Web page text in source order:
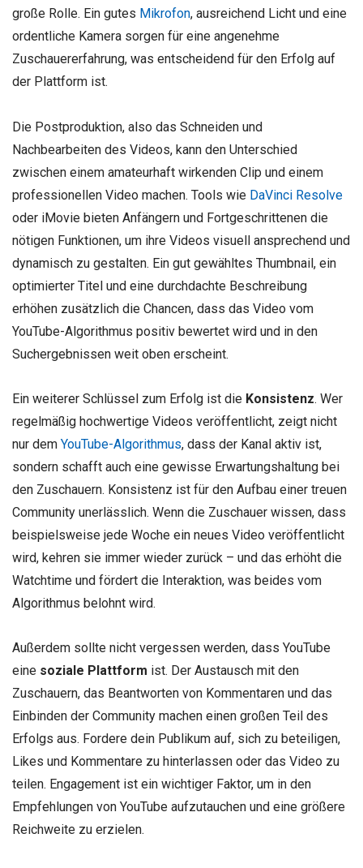
große Rolle. Ein gutes Mikrofon, ausreichend Licht und eine
ordentliche Kamera sorgen für eine angenehme
Zuschauererfahrung, was entscheidend für den Erfolg auf
der Plattform ist.
Die Postproduktion, also das Schneiden und
Nachbearbeiten des Videos, kann den Unterschied
zwischen einem amateurhaft wirkenden Clip und einem
professionellen Video machen. Tools wie DaVinci Resolve
oder iMovie bieten Anfängern und Fortgeschrittenen die
nötigen Funktionen, um ihre Videos visuell ansprechend und
dynamisch zu gestalten. Ein gut gewähltes Thumbnail, ein
optimierter Titel und eine durchdachte Beschreibung
erhöhen zusätzlich die Chancen, dass das Video vom
YouTube-Algorithmus positiv bewertet wird und in den
Suchergebnissen weit oben erscheint.
Ein weiterer Schlüssel zum Erfolg ist die Konsistenz. Wer
regelmäßig hochwertige Videos veröffentlicht, zeigt nicht
nur dem YouTube-Algorithmus, dass der Kanal aktiv ist,
sondern schafft auch eine gewisse Erwartungshaltung bei
den Zuschauern. Konsistenz ist für den Aufbau einer treuen
Community unerlässlich. Wenn die Zuschauer wissen, dass
beispielsweise jede Woche ein neues Video veröffentlicht
wird, kehren sie immer wieder zurück – und das erhöht die
Watchtime und fördert die Interaktion, was beides vom
Algorithmus belohnt wird.
Außerdem sollte nicht vergessen werden, dass YouTube
eine soziale Plattform ist. Der Austausch mit den
Zuschauern, das Beantworten von Kommentaren und das
Einbinden der Community machen einen großen Teil des
Erfolgs aus. Fordere dein Publikum auf, sich zu beteiligen,
Likes und Kommentare zu hinterlassen oder das Video zu
teilen. Engagement ist ein wichtiger Faktor, um in den
Empfehlungen von YouTube aufzutauchen und eine größere
Reichweite zu erzielen.